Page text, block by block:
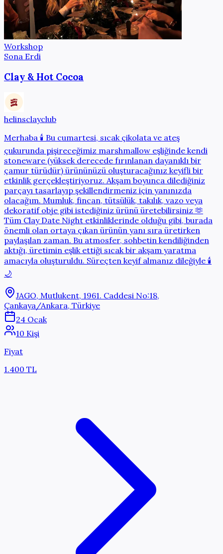
Workshop
Sona Erdi
Clay & Hot Cocoa
helinsclayclub
Merhaba 🕯️ Bu cumartesi, sıcak çikolata ve ateş
çukurunda pişireceğimiz marshmallow eşliğinde kendi
stoneware (yüksek derecede fırınlanan dayanıklı bir
çamur türüdür) ürününüzü oluşturacağınız keyifli bir
etkinlik gerçekleştiriyoruz. Akşam boyunca dilediğiniz
parçayı tasarlayıp şekillendirmeniz için yanınızda
olacağım. Mumluk, fincan, tütsülük, takılık, vazo veya
dekoratif obje gibi istediğiniz ürünü üretebilirsiniz 🫶
Tüm Clay Date Night etkinliklerinde olduğu gibi, burada
önemli olan ortaya çıkan ürünün yanı sıra üretirken
paylaşılan zaman. Bu atmosfer, sohbetin kendiliğinden
aktığı, üretimin eşlik ettiği sıcak bir akşam yaratma
amacıyla oluşturuldu. Süreçten keyif almanız dileğiyle 🕯️
🌙
JAGO, Mutlukent, 1961. Caddesi No:18,
Çankaya/Ankara, Türkiye
24 Ocak
10 Kişi
Fiyat
1.400 TL